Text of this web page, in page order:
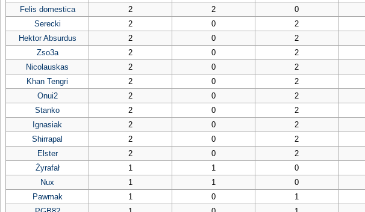
Felis domestica
2 2 0
Serecki
2 0 2
Hektor Absurdus
2 0 2
Zso3a
2 0 2
Nicolauskas
2 0 2
Khan Tengri
2 0 2
Onui2
2 0 2
Stanko
2 0 2
Ignasiak
2 0 2
Shirrapal
2 0 2
Elster
2 0 2
Żyrafał
1 1 0
Nux
1 1 0
Pawmak
1 0 1